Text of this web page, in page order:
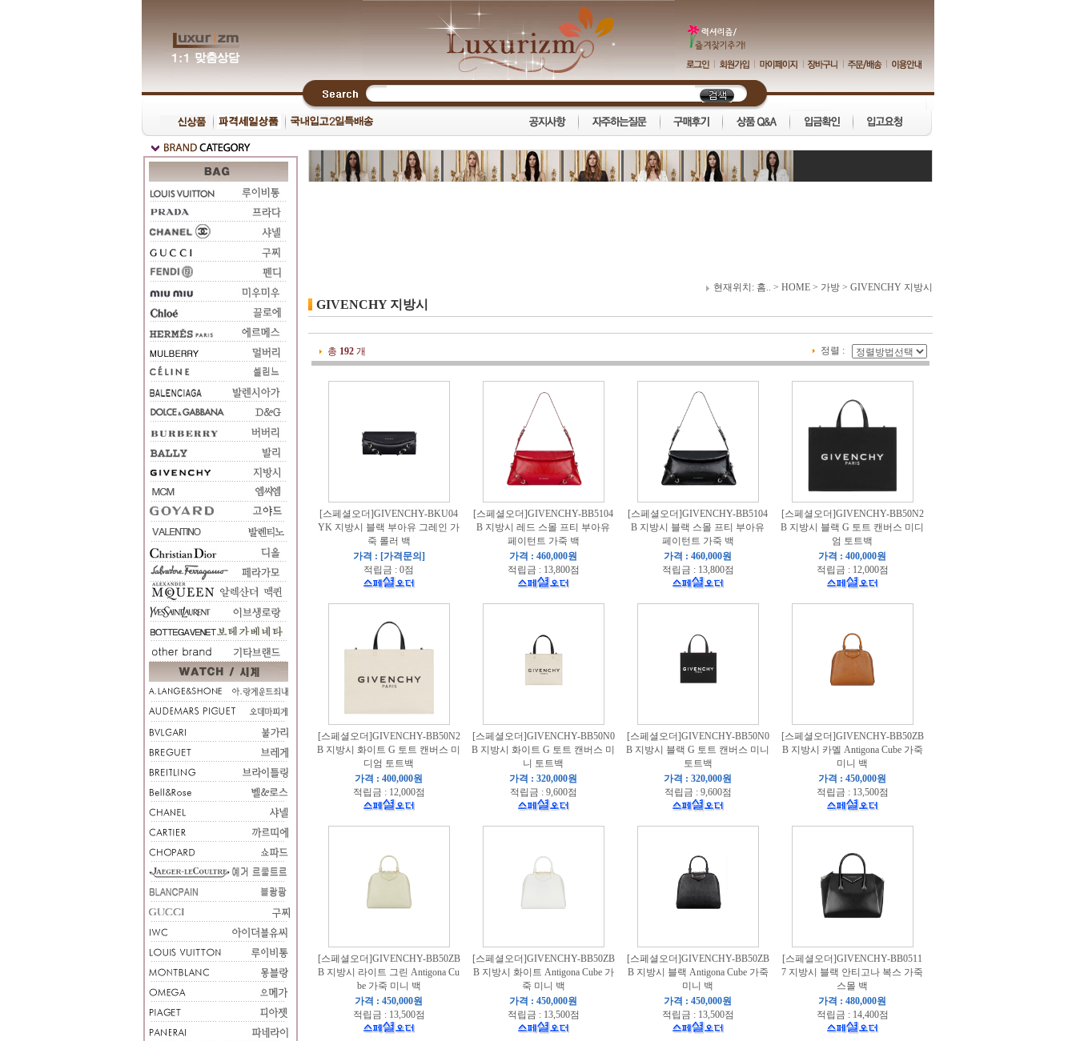
현재위치: 홈.. > HOME > 가방 > GIVENCHY 지방시
GIVENCHY 지방시
총 192 개 정렬 :
[스페셜오더]GIVENCHY-BKU04
YK 지방시 블랙 부아유 그레인 가
죽 롤러 백
가격 : [가격문의]
적립금 : 0점
[스페셜오더]GIVENCHY-BB5104
B 지방시 레드 스몰 프티 부아유
페이턴트 가죽 백
가격 : 460,000원
적립금 : 13,800점
[스페셜오더]GIVENCHY-BB5104
B 지방시 블랙 스몰 프티 부아유
페이턴트 가죽 백
가격 : 460,000원
적립금 : 13,800점
[스페셜오더]GIVENCHY-BB50N2
B 지방시 블랙 G 토트 캔버스 미디
엄 토트백
가격 : 400,000원
적립금 : 12,000점
[스페셜오더]GIVENCHY-BB50N2
B 지방시 화이트 G 토트 캔버스 미
디엄 토트백
가격 : 400,000원
적립금 : 12,000점
[스페셜오더]GIVENCHY-BB50N0
B 지방시 화이트 G 토트 캔버스 미
니 토트백
가격 : 320,000원
적립금 : 9,600점
[스페셜오더]GIVENCHY-BB50N0
B 지방시 블랙 G 토트 캔버스 미니
토트백
가격 : 320,000원
적립금 : 9,600점
[스페셜오더]GIVENCHY-BB50ZB
B 지방시 카멜 Antigona Cube 가죽
미니 백
가격 : 450,000원
적립금 : 13,500점
[스페셜오더]GIVENCHY-BB50ZB
B 지방시 라이트 그린 Antigona Cu
be 가죽 미니 백
가격 : 450,000원
적립금 : 13,500점
[스페셜오더]GIVENCHY-BB50ZB
B 지방시 화이트 Antigona Cube 가
죽 미니 백
가격 : 450,000원
적립금 : 13,500점
[스페셜오더]GIVENCHY-BB50ZB
B 지방시 블랙 Antigona Cube 가죽
미니 백
가격 : 450,000원
적립금 : 13,500점
[스페셜오더]GIVENCHY-BB0511
7 지방시 블랙 안티고나 복스 가죽
스몰 백
가격 : 480,000원
적립금 : 14,400점